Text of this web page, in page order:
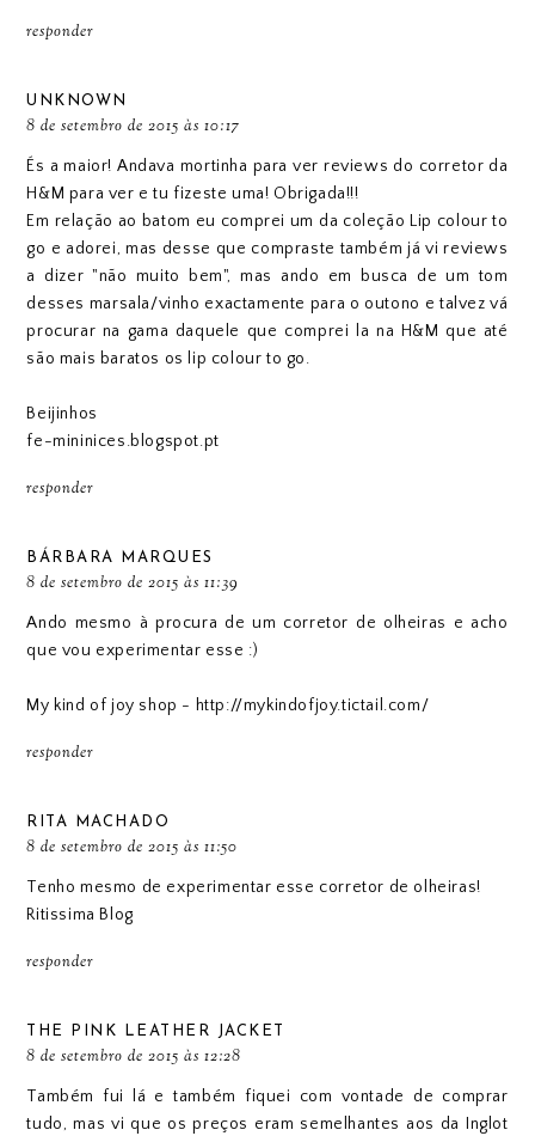
responder
UNKNOWN
8 de setembro de 2015 às 10:17
És a maior! Andava mortinha para ver reviews do corretor da
H&M para ver e tu fizeste uma! Obrigada!!!
Em relação ao batom eu comprei um da coleção Lip colour to
go e adorei, mas desse que compraste também já vi reviews
a dizer "não muito bem", mas ando em busca de um tom
desses marsala/vinho exactamente para o outono e talvez vá
procurar na gama daquele que comprei la na H&M que até
são mais baratos os lip colour to go.
Beijinhos
fe-mininices.blogspot.pt
responder
BÁRBARA MARQUES
8 de setembro de 2015 às 11:39
Ando mesmo à procura de um corretor de olheiras e acho
que vou experimentar esse :)
My kind of joy shop - http://mykindofjoy.tictail.com/
responder
RITA MACHADO
8 de setembro de 2015 às 11:50
Tenho mesmo de experimentar esse corretor de olheiras!
Ritissima Blog
responder
THE PINK LEATHER JACKET
8 de setembro de 2015 às 12:28
Também fui lá e também fiquei com vontade de comprar
tudo, mas vi que os preços eram semelhantes aos da Inglot